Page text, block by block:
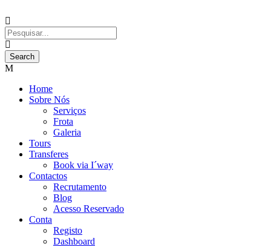
Home
Sobre Nós
Serviços
Frota
Galeria
Tours
Transferes
Book via I´way
Contactos
Recrutamento
Blog
Acesso Reservado
Conta
Registo
Dashboard